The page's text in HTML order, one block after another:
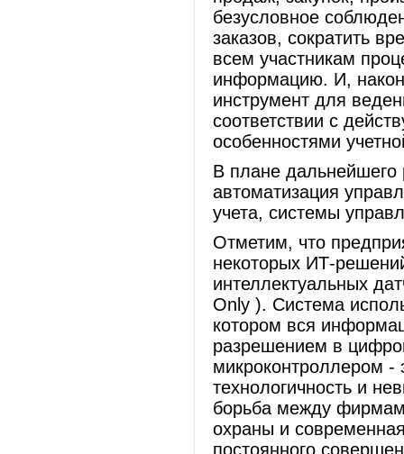
безусловное
заказов, сократить
всем участникам
информацию. И,
инструмент для
соответствии с
особенностями
В плане дальнейшего
автоматизация
учета, системы
Отметим, что
некоторых ИТ-
интеллектуальных
Only ). Система
котором вся
разрешением в
микроконтроллером -
технологичность и
борьба между
охраны и
постоянного